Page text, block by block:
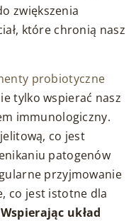
zwiększenia
które chronią nasz
probiotyczne
tylko wspierać nasz
immunologiczny.
co jest
patogenów
przyjmowanie
co jest istotne dla
Wspierając układ